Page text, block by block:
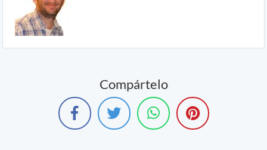
Compártelo